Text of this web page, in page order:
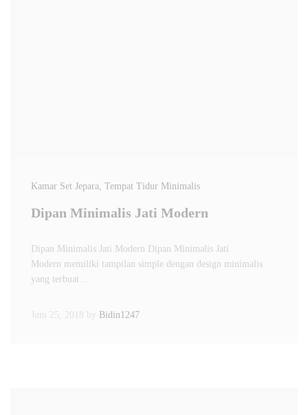
Kamar Set Jepara, Tempat Tidur Minimalis
Dipan Minimalis Jati Modern
Dipan Minimalis Jati Modern Dipan Minimalis Jati
Modern memiliki tampilan simple dengan design minimalis
yang terbuat…
Juni 25, 2018 by Bidin1247